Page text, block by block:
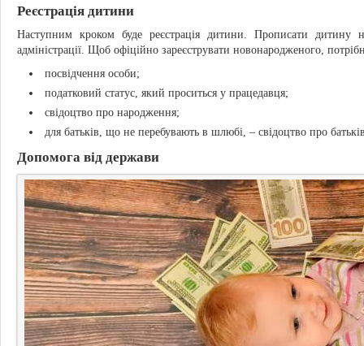
Реєстрація дитини
Наступним кроком буде реєстрація дитини. Прописати дитину
адміністрації. Щоб офіційно зареєструвати новонародженого,
посвідчення особи;
податковий статус, який проситься у працедавця;
свідоцтво про народження;
для батьків, що не перебувають в шлюбі, – свідоцтво про
Допомога від держави